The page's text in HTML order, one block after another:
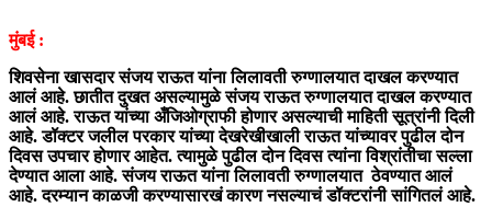
मुंबई :
शिवसेना खासदार संजय राऊत यांना लिलावती रुग्णालयात दाखल करण्यात
आलं आहे. छातीत दुखत असल्यामुळे संजय राऊत रुग्णालयात दाखल करण्यात
आलं आहे. राऊत यांच्या अँजिओग्राफी होणार असल्याची माहिती सूत्रांनी दिली
आहे. डॉक्टर जलील परकार यांच्या देखरेखीखाली राऊत यांच्यावर पुढील दोन
दिवस उपचार होणार आहेत. त्यामुळे पुढील दोन दिवस त्यांना विश्रांतीचा सल्ला
देण्यात आला आहे. संजय राऊत यांना लिलावती रुग्णालयात ठेवण्यात आलं
आहे. दरम्यान काळजी करण्यासारखं कारण नसल्याचं डॉक्टरांनी सांगितलं आहे.